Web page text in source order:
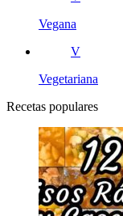
Vegana
V
Vegetariana
Recetas populares